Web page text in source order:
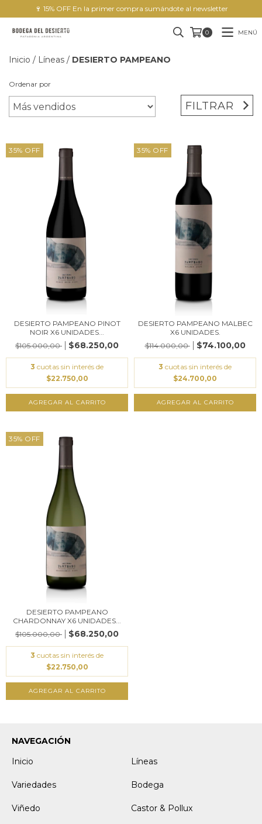
🍷 15% OFF En la primer compra sumándote al newsletter
0 MENÚ
Inicio / Líneas / DESIERTO PAMPEANO
Ordenar por
FILTRAR
35% OFF
DESIERTO PAMPEANO PINOT
NOIR X6 UNIDADES...
$105.000,00
$68.250,00
3 cuotas sin interés de
$22.750,00
AGREGAR AL CARRITO
35% OFF
DESIERTO PAMPEANO MALBEC
X6 UNIDADES.
$114.000,00
$74.100,00
3 cuotas sin interés de
$24.700,00
AGREGAR AL CARRITO
35% OFF
DESIERTO PAMPEANO
CHARDONNAY X6 UNIDADES...
$105.000,00
$68.250,00
3 cuotas sin interés de
$22.750,00
AGREGAR AL CARRITO
NAVEGACIÓN
Inicio
Líneas
Variedades Bodega
Viñedo Castor & Pollux